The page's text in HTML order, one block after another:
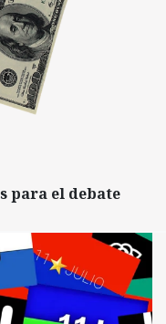
para el debate